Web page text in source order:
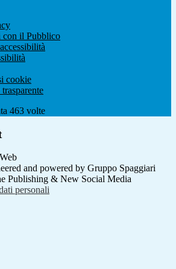
il Pubblico
cookie
463 volte
and powered by Gruppo Spaggiari
Publishing & New Social Media
personali